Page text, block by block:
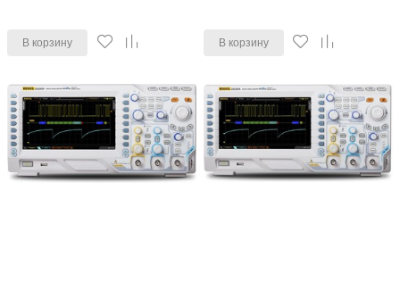
В корзину В корзину